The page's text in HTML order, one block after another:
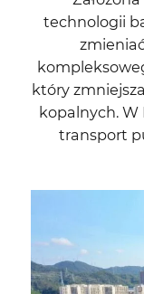
technologii
który
kopalnych. W
transport